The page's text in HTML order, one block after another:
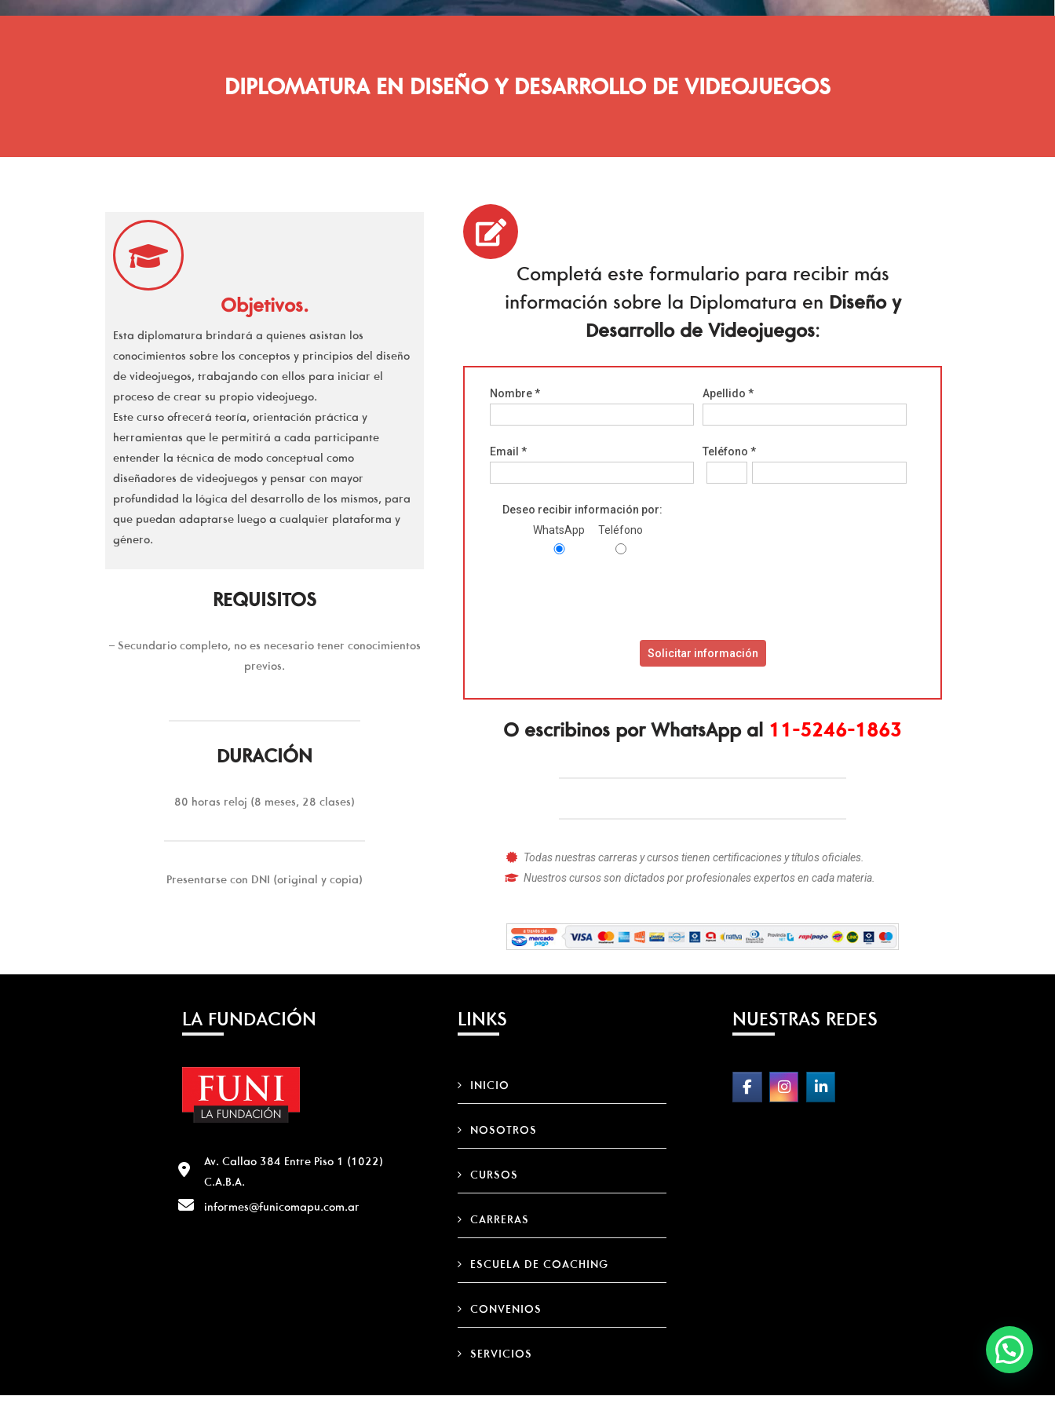
DIPLOMATURA EN DISEÑO Y DESARROLLO DE VIDEOJUEGOS
Objetivos.
Esta diplomatura brindará a quienes asistan los
conocimientos sobre los conceptos y principios del diseño
de videojuegos, trabajando con ellos para iniciar el
proceso de crear su propio videojuego.
Este curso ofrecerá teoría, orientación práctica y
herramientas que le permitirá a cada participante
entender la técnica de modo conceptual como
diseñadores de videojuegos y pensar con mayor
profundidad la lógica del desarrollo de los mismos, para
que puedan adaptarse luego a cualquier plataforma y
género.
REQUISITOS
– Secundario completo, no es necesario tener conocimientos
previos.
DURACIÓN
80 horas reloj (8 meses, 28 clases)
Presentarse con DNI (original y copia)
Completá este formulario para recibir más
información sobre la Diplomatura en Diseño y
Desarrollo de Videojuegos:
Nombre * Apellido *
Email * Teléfono *
Deseo recibir información por:
WhatsApp
Teléfono
O escribinos por WhatsAppal 11-5246-1863
Todas nuestras carreras y cursos tienen certificaciones y títulos oficiales.
Nuestros cursos son dictados por profesionales expertos en cada materia.
LA FUNDACIÓN
Av. Callao 384 Entre Piso 1 (1022)
C.A.B.A.
informes@funicomapu.com.ar
LINKS
INICIO
NOSOTROS
CURSOS
CARRERAS
ESCUELA DE COACHING
CONVENIOS
SERVICIOS
NUESTRAS REDES